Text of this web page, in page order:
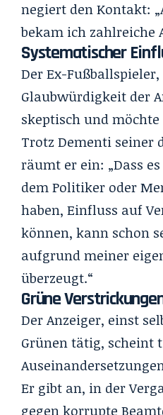
negiert den Kontakt:
bekam ich zahlreiche
Systematischer
Der Ex-
Glaubwürdigkeit der
skeptisch und
Trotz Dementi seiner
räumt er ein: „Dass
dem Politiker oder
haben, Einfluss auf
können, kann schon
aufgrund meiner
überzeugt.“
Grüne
Der Anzeiger, einst
Grünen tätig, scheint
Er gibt an, in der
gegen korrupte